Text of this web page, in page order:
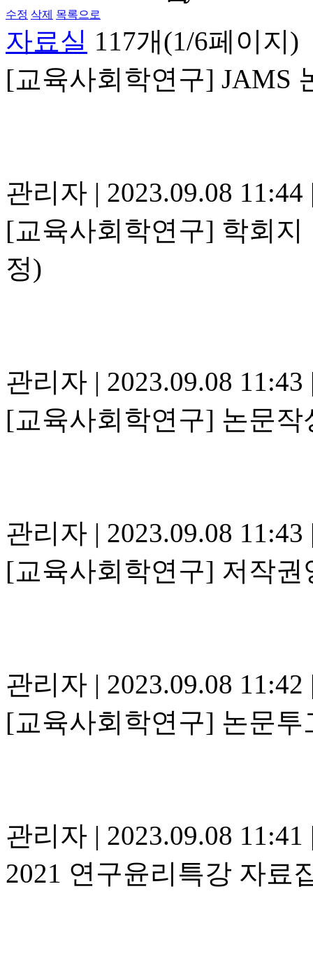
수정 삭제 목록으로
자료실 117개(1/6페이지)
[교육사회학연구] JAMS
관리자 | 2023.09.08 11:44
[교육사회학연구] 학회지
정)
관리자 | 2023.09.08 11:43
[교육사회학연구] 논문작
관리자 | 2023.09.08 11:43
[교육사회학연구] 저작권
관리자 | 2023.09.08 11:42
[교육사회학연구] 논문투
관리자 | 2023.09.08 11:41
2021 연구윤리특강 자료